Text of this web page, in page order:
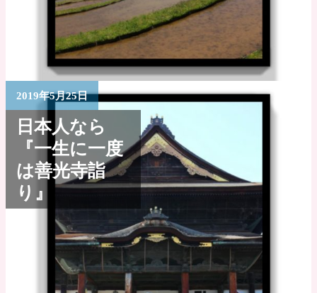
2019年5月25日
日本人なら
『一生に一度
は善光寺詣
り』